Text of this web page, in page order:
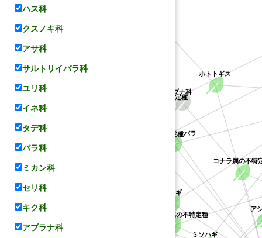
サルトリイバラ
ホトトギス
ア
ミソハギ
ケハギ
クチナシ属の不特定種
クソカズラ属の不特定種
キジョラン属の不特定種
ブナ科
コナラ属の不特
ハス科
クスノキ科
アサ科
サルトリイバラ科
ユリ科
イネ科
タデ科
バラ科
ミカン科
セリ科
キク科
アブラナ科